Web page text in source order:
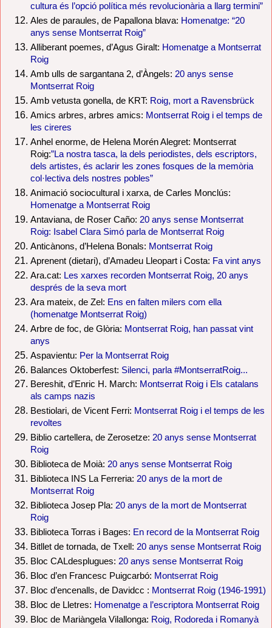
cultura és l’opció política més revolucionària a llarg termini”
Ales de paraules, de Papallona blava: Homenatge: “20
anys sense Montserrat Roig”
Alliberant poemes, d’Agus Giralt: Homenatge a Montserrat
Roig
Amb ulls de sargantana 2, d’Àngels: 20 anys sense
Montserrat Roig
Amb vetusta gonella, de KRT: Roig, mort a Ravensbrück
Amics arbres, arbres amics: Montserrat Roig i el temps de
les cireres
Anhel enorme, de Helena Morén Alegret: Montserrat
Roig:”La nostra tasca, la dels periodistes, dels escriptors,
dels artistes, és aclarir les zones fosques de la memòria
col·lectiva dels nostres pobles”
Animació sociocultural i xarxa, de Carles Monclús:
Homenatge a Montserrat Roig
Antaviana, de Roser Caño: 20 anys sense Montserrat
Roig: Isabel Clara Simó parla de Montserrat Roig
Anticànons, d’Helena Bonals: Montserrat Roig
Aprenent (dietari), d’Amadeu Lleopart i Costa: Fa vint anys
Ara.cat: Les xarxes recorden Montserrat Roig, 20 anys
després de la seva mort
Ara mateix, de Zel: Ens en falten milers com ella
(homenatge Montserrat Roig)
Arbre de foc, de Glòria: Montserrat Roig, han passat vint
anys
Aspavientu: Per la Montserrat Roig
Balances Oktoberfest: Silenci, parla #MontserratRoig...
Bereshit, d’Enric H. March: Montserrat Roig i Els catalans
als camps nazis
Bestiolari, de Vicent Ferri: Montserrat Roig i el temps de les
revoltes
Biblio cartellera, de Zerosetze: 20 anys sense Montserrat
Roig
Biblioteca de Moià: 20 anys sense Montserrat Roig
Biblioteca INS La Ferreria: 20 anys de la mort de
Montserrat Roig
Biblioteca Josep Pla: 20 anys de la mort de Montserrat
Roig
Biblioteca Torras i Bages: En record de la Montserrat Roig
Bitllet de tornada, de Txell: 20 anys sense Montserrat Roig
Bloc CALdesplugues: 20 anys sense Montserrat Roig
Bloc d’en Francesc Puigcarbó: Montserrat Roig
Bloc d’encenalls, de Davidcc : Montserrat Roig (1946-1991)
Bloc de Lletres: Homenatge a l’escriptora Montserrat Roig
Bloc de Mariàngela Vilallonga: Roig, Rodoreda i Romanyà